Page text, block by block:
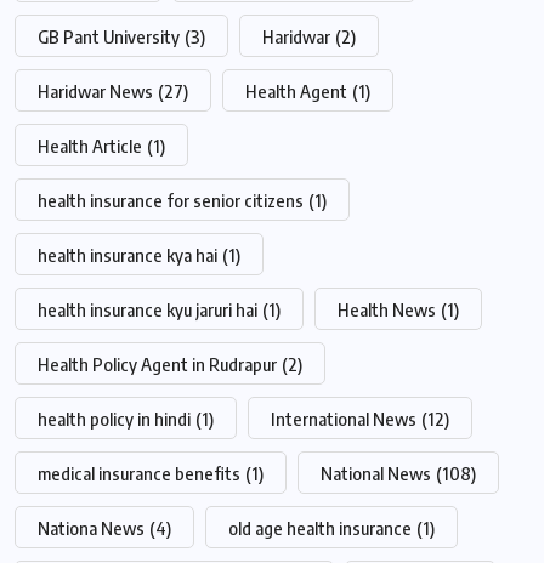
GB Pant University (3) Haridwar (2)
Haridwar News (27) Health Agent (1)
Health Article (1)
health insurance for senior citizens (1)
health insurance kya hai (1)
health insurance kyu jaruri hai (1) Health News (1)
Health Policy Agent in Rudrapur (2)
health policy in hindi (1) International News (12)
medical insurance benefits (1) National News (108)
Nationa News (4) old age health insurance (1)